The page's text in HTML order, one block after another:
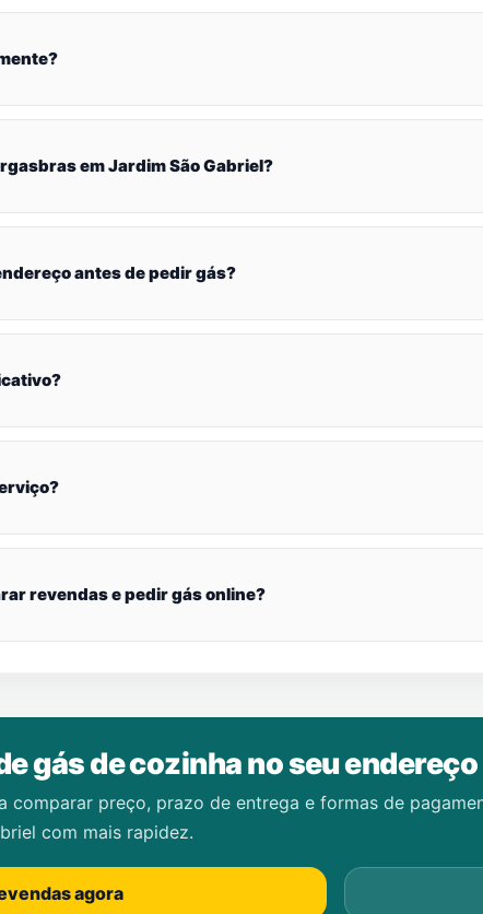
em Jardim São Gabriel?
antes de pedir gás?
revendas e pedir gás online?
gás de cozinha no seu endereço
comparar preço, prazo de entrega e formas de
com mais rapidez.
agora